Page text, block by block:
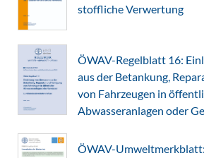
stoffliche Verwertung
ÖWAV-Regelblatt 16:
aus der Betankung,
von Fahrzeugen in
Abwasseranlagen oder
ÖWAV-